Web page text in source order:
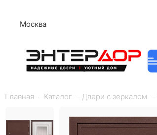
Москва
Главная Каталог Двери с зеркалом